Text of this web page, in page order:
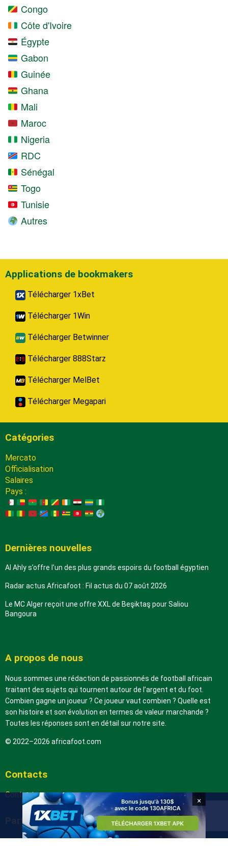
Congo
Côte d'Ivoire
Égypte
Gabon
Guinée
Ghana
Mali
Maroc
Nigeria
RDC
Sénégal
Togo
Tunisie
Autres
Applications de bookmakers
Télécharger 1xBet
Télécharger 1Win
Télécharger Betwinner
Télécharger 888Starz
Télécharger MelBet
Télécharger Megapari
Catégories
Mercato
Officialisation
Salaires
Pays :
Dernières nouvelles
Al Ahly s’offre l’un des plus grands espoirs du football égyptien
Radar actus Africafoot : Fil actus du 07 août 2026
Le MC Alger reçoit une offre XXL de Beşiktaş pour Saliou
Bangoura
A propos de nous
Nous sommes une rédaction de passionnés de football africain
traitant des sujets qui tournent autour de l’argent et du foot.
Combien gagne un joueur ? Ce joueur vaut combien ? Quelle est
son histoire et son évolution en termes de valeur marchande ?
Toutes les réponses sont en détail sur notre site.
© 2022–2026 africafoot.com
Contacts
Contactez-nous
Partenaires
arabic.africafoot.com
×